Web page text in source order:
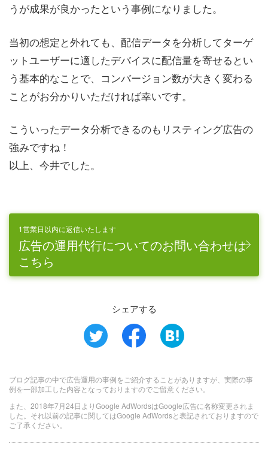
うが成果が良かったという事例になりました。
当初の想定と外れても、配信データを分析してターゲ
ットユーザーに適したデバイスに配信量を寄せるとい
う基本的なことで、コンバージョン数が大きく変わる
ことがお分かりいただければ幸いです。
こういったデータ分析できるのもリスティング広告の
強みですね！
以上、今井でした。
1営業日以内に返信いたします
広告の運用代行についてのお問い合わせは
こちら
シェアする
ブログ記事の中で広告運用の事例をご紹介することがありますが、実際の事
例を一部加工した内容となっておりますのでご留意ください。
また、2018年7月24日よりGoogle AdWordsはGoogle広告に名称変更されま
した。それ以前の記事に関してはGoogle AdWordsと表記されておりますので
ご了承ください。